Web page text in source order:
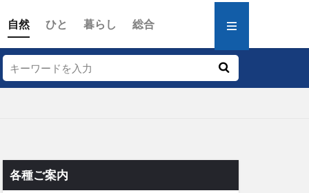
自然 ひと 暮らし 総合
各種ご案内